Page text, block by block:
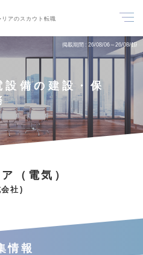
リアのスカウト転職
掲載期間 26/08/06～26/08/19
設備の建設・保
（電気）
社
情報